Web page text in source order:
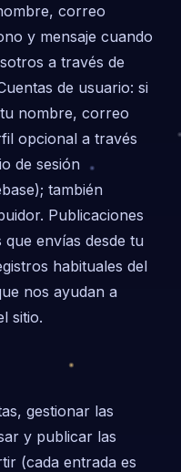
correo
y mensaje cuando
a través de
de usuario: si
nombre, correo
opcional a través
de sesión
también
Publicaciones
envías desde tu
habituales del
nos ayudan a
sitio.
gestionar las
y publicar las
(cada entrada es